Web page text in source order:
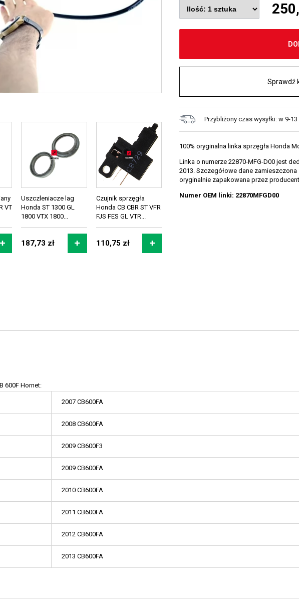
VT
Uszczleniacze lag
Honda ST 1300 GL
1800 VTX 1800...
187,73 zł
Czujnik sprzęgła
Honda CB CBR ST VFR
FJS FES GL VTR...
110,75 zł
Sprawdź
Przybliżony czas wysyłki: w 9-
100% oryginalna linka sprzęgła Honda
Linka o numerze 22870-MFG-D00 jest
2013. Szczegółowe dane
oryginalnie zapakowana przez
Numer OEM linki: 22870MFGD00
600F Hornet:
2007 CB600FA
2008 CB600FA
2009 CB600F3
2009 CB600FA
2010 CB600FA
2011 CB600FA
2012 CB600FA
2013 CB600FA